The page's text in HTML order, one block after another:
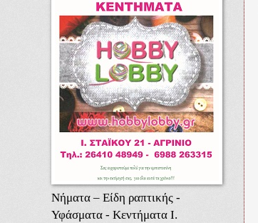
Νήματα – Είδη ραπτικής -
Υφάσματα - Κεντήματα Ι.